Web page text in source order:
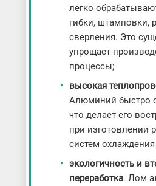
легко
гибки, штамповки,
сверления. Это
упрощает
процессы;
высокая
Алюминий быстро
что делает его
при изготовлении
систем
экологичность и
переработка. Лом